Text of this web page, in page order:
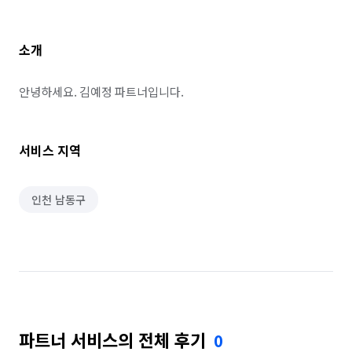
소개
안녕하세요. 김예정 파트너입니다.
서비스 지역
인천 남동구
파트너 서비스의 전체 후기 0